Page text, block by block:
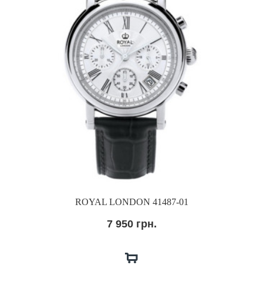
ROYAL LONDON 41487-01
7 950 грн.